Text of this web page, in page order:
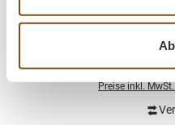
Schreibtisch mit
1.599,00 €
Preise inkl.